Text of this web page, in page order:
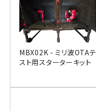
MBX02K - ミリ波OTAテ
スト用スターターキット